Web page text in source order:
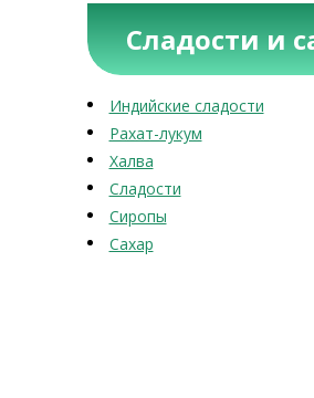
Сладости и
Индийские сладости
Рахат-лукум
Халва
Сладости
Сиропы
Сахар